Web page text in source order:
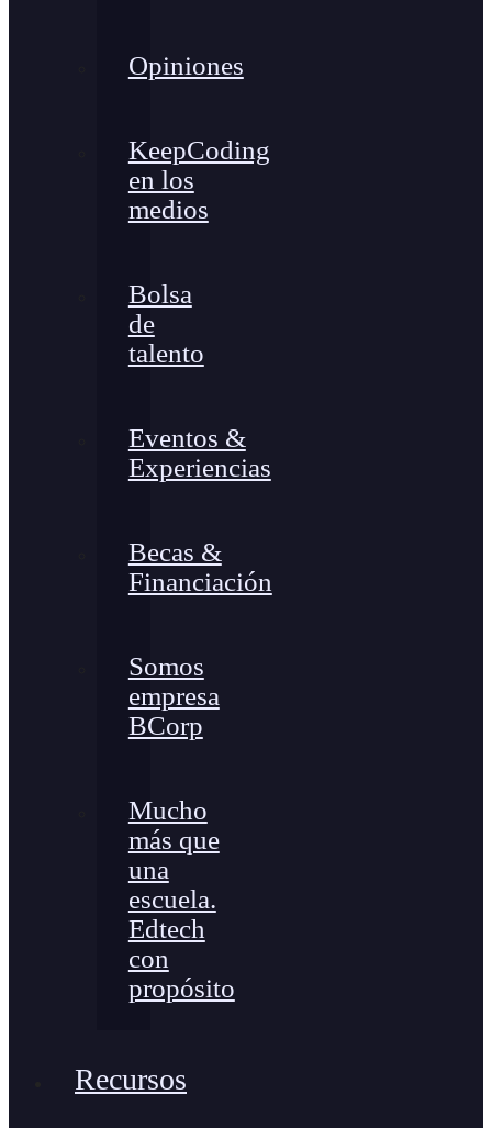
Opiniones
KeepCoding
en los
medios
Bolsa
de
talento
Eventos &
Experiencias
Becas &
Financiación
Somos
empresa
BCorp
Mucho
más que
una
escuela.
Edtech
con
propósito
Recursos